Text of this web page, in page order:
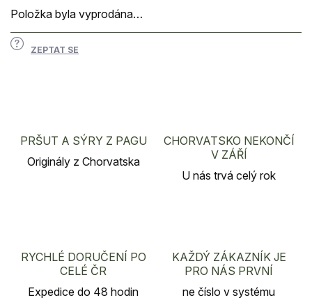
cena:
Položka byla vyprodána…
ZEPTAT SE
PRŠUT A SÝRY Z PAGU
Originály z Chorvatska
CHORVATSKO NEKONČÍ
V ZÁŘÍ
U nás trvá celý rok
RYCHLÉ DORUČENÍ PO
CELÉ ČR
Expedice do 48 hodin
KAŽDÝ ZÁKAZNÍK JE
PRO NÁS PRVNÍ
ne číslo v systému